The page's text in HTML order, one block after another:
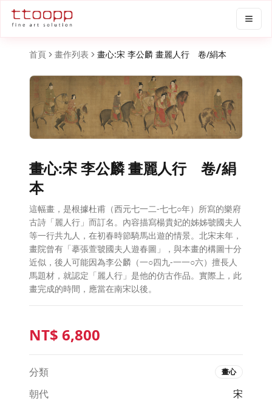
首頁 畫作列表 畫心:宋 李公麟 畫麗人行 卷/絹本
畫心:宋 李公麟 畫麗人行 卷/絹
本
這幅畫，是根據杜甫（西元七一二-七七○年）所寫的樂府
古詩「麗人行」而訂名。內容描寫楊貴妃的姊姊虢國夫人
等一行共九人，在初春時節騎馬出遊的情景。北宋末年，
畫院曾有「摹張萱虢國夫人遊春圖」，與本畫的構圖十分
近似，後人可能因為李公麟（一○四九-一一○六）擅長人
馬題材，就認定「麗人行」是他的仿古作品。實際上，此
畫完成的時間，應當在南宋以後。
NT$ 6,800
分類 畫心
朝代
宋